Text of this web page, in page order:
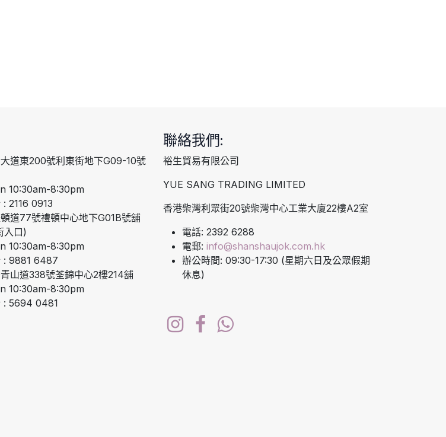
聯絡我們:
裕生貿易有限公司
YUE SANG TRADING LIMITED
香港柴灣利眾街20號柴灣中心工業大廈22樓A2室
電話: 2392 6288
電郵: info@shanshaujok.com.hk
辦公時間: 09:30-17:30 (星期六日及公眾假期
休息)
道東200號利東街地下G09-10號
10:30am-8:30pm
2116 0913
道77號禮頓中心地下G01B號舖
入口)
10:30am-8:30pm
: 9881 6487
山道338號荃錦中心2樓214舖
10:30am-8:30pm
: 5694 0481